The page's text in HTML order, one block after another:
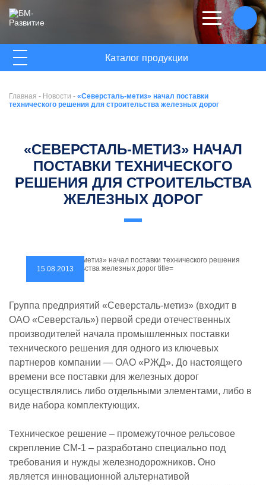
ГЛАВНАЯ
НОВОСТИ
Каталог продукции
Главная - Новости - «Северсталь-метиз» начал поставки
технического решения для строительства железных дорог
«СЕВЕРСТАЛЬ-МЕТИЗ» НАЧАЛ
ПОСТАВКИ ТЕХНИЧЕСКОГО
РЕШЕНИЯ ДЛЯ СТРОИТЕЛЬСТВА
ЖЕЛЕЗНЫХ ДОРОГ
15.08.2013
Группа предприятий «Северсталь-метиз» (входит в
ОАО «Северсталь») первой среди отечественных
производителей начала промышленных поставки
технического решения для одного из ключевых
партнеров компании — ОАО «РЖД». До настоящего
времени все поставки для железных дорог
осуществлялись либо отдельными элементами, либо в
виде набора комплектующих.
Техническое решение – промежуточное рельсовое
скрепление СМ-1 – разработано специально под
требования и нужды железнодорожников. Оно
является инновационной альтернативой